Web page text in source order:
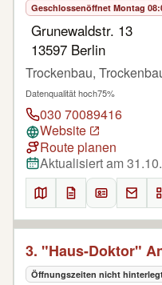
Geschlossenöffnet Montag
Grunewaldstr. 13
13597 Berlin
Trockenbau,
Datenqualität hoch75%
030 70089416
Website
Route planen
Aktualisiert am
3. "Haus-Doktor"
Öffnungszeiten nicht